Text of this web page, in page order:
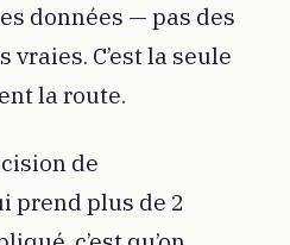
données — pas des
C’est la seule
la route.
de
prend plus de 2